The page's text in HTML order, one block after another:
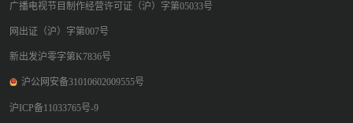
广播电视节目制作经营许可证（沪）字第05033号
网出证（沪）字第007号
新出发沪零字第K7836号
沪公网安备31010602009555号
沪ICP备11033765号-9